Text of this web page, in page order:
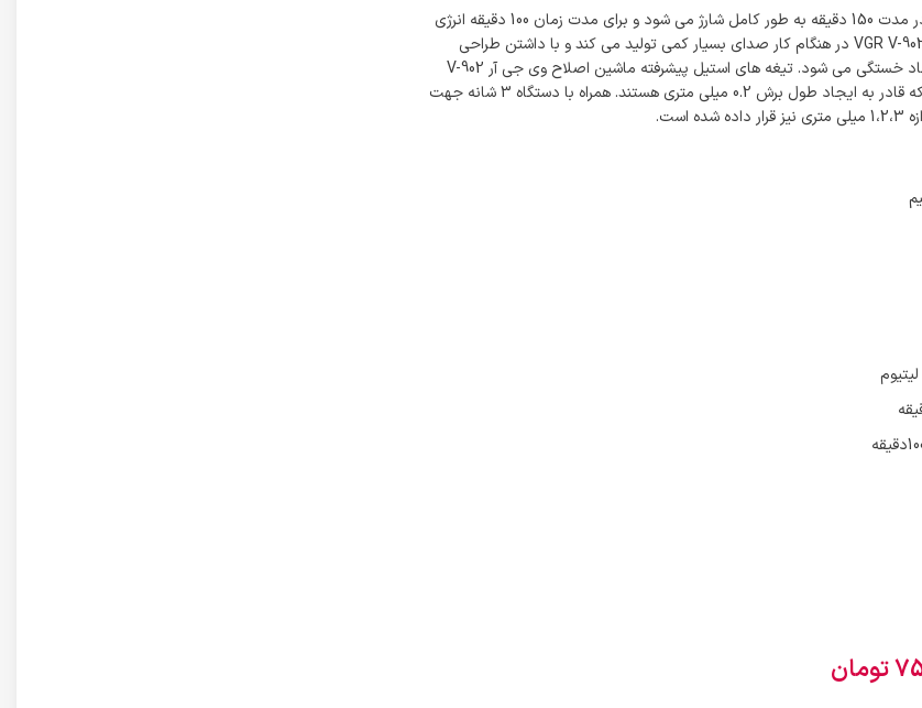
باتری لیتیومی خط زن V-902 در مدت 150 دقیقه به طور کامل شارژ می شود و برای مدت زمان 100 دقیقه انرژی
تامین می کند. ماشین اصلاح VGR V-902 در هنگام کار صدای بسیار کمی تولید می کند و با داشتن طراحی
ارگونومیک دستگاه، مانع از ایجاد خستگی می شود. تیغه های استیل پیشرفته ماشین اصلاح وی جی آر V-902
قابلیت خودتیز شوندگی دارند که قادر به ایجاد طول برش 0.2 میلی متری هستند. همراه با دستگاه 3 شانه جهت
تومان